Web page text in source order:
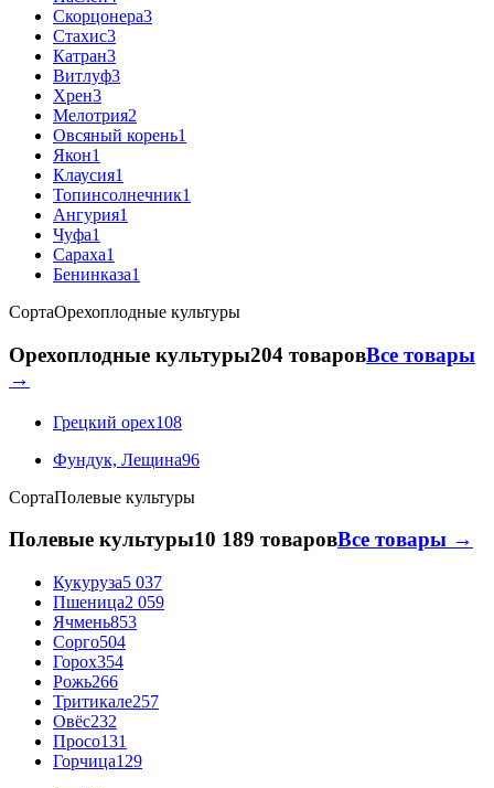
Скорцонера3
Стахис3
Катран3
Витлуф3
Хрен3
Мелотрия2
Овсяный корень1
Якон1
Клаусия1
Топинсолнечник1
Ангурия1
Чуфа1
Сараха1
Бенинказа1
СортаОрехоплодные культуры
Орехоплодные культуры204 товаровВсе товары
→
Грецкий орех108
Фундук, Лещина96
СортаПолевые культуры
Полевые культуры10 189 товаровВсе товары →
Кукуруза5 037
Пшеница2 059
Ячмень853
Сорго504
Горох354
Рожь266
Тритикале257
Овёс232
Просо131
Горчица129